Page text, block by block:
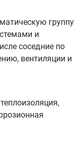
группу
и
соседние по
вентиляции и